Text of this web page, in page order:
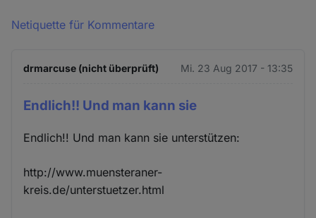
Netiquette für Kommentare
drmarcuse (nicht überprüft) Mi. 23 Aug 2017 - 13:35
Endlich!! Und man kann sie
Endlich!! Und man kann sie unterstützen:
http://www.muensteraner-
kreis.de/unterstuetzer.html